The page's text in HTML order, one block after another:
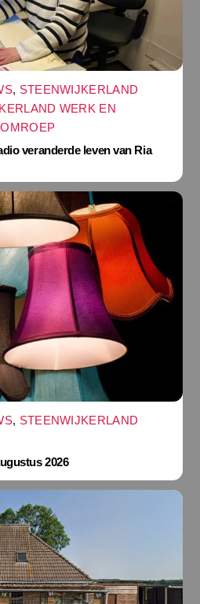
, STEENWIJKERLAND
WERK EN
veranderde leven van Ria
, STEENWIJKERLAND
2026